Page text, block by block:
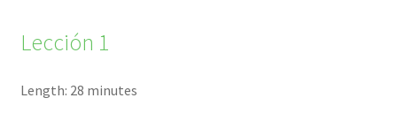
Lección 1
Length: 28 minutes